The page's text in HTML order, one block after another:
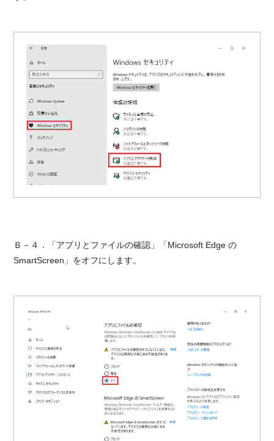
Ｂ－４．「アプリとファイルの確認」「Microsoft Edge の
SmartScreen」をオフにします。